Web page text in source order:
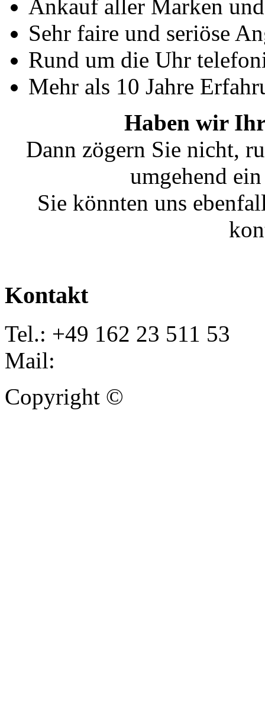
Ankauf aller Marken
Sehr faire und seriöse
Rund um die Uhr
Mehr als 10 Jahre
Haben wir Ihr
Dann zögern Sie nicht,
umgehend
Sie könnten uns
Kontakt
Tel.: +49 162 23 511 53
Mail:
Copyright ©